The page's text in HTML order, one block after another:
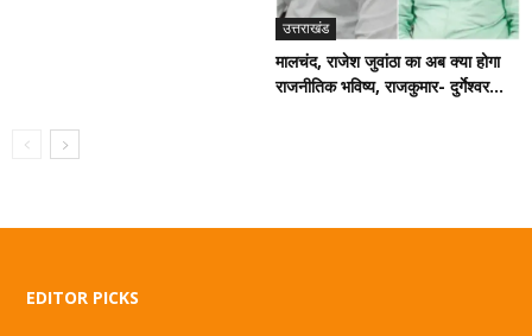
उत्तराखंड
मालचंद, राजेश जुवांठा का अब क्या होगा
राजनीतिक भविष्य, राजकुमार- दुर्गेश्वर...
EDITOR PICKS